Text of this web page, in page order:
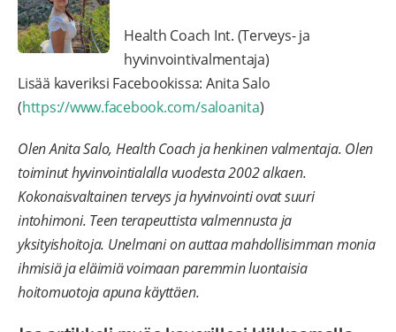
Health Coach Int. (Terveys- ja
hyvinvointivalmentaja)
Lisää kaveriksi Facebookissa: Anita Salo
(https://www.facebook.com/saloanita)
Olen Anita Salo, Health Coach ja henkinen valmentaja. Olen
toiminut hyvinvointialalla vuodesta 2002 alkaen.
Kokonaisvaltainen terveys ja hyvinvointi ovat suuri
intohimoni. Teen terapeuttista valmennusta ja
yksityishoitoja. Unelmani on auttaa mahdollisimman monia
ihmisiä ja eläimiä voimaan paremmin luontaisia
hoitomuotoja apuna käyttäen.